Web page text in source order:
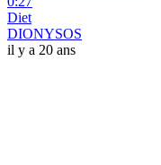
Diet
DIONYSOS
il y a 20 ans